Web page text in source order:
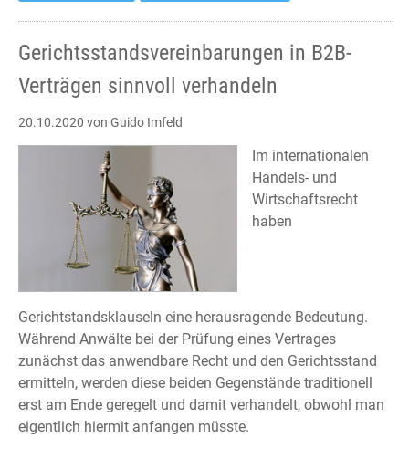
Gerichtsstandsvereinbarungen in B2B-
Verträgen sinnvoll verhandeln
20.10.2020 von Guido Imfeld
Im internationalen
Handels- und
Wirtschaftsrecht
haben
Gerichtstandsklauseln eine herausragende Bedeutung.
Während Anwälte bei der Prüfung eines Vertrages
zunächst das anwendbare Recht und den Gerichtsstand
ermitteln, werden diese beiden Gegenstände traditionell
erst am Ende geregelt und damit verhandelt, obwohl man
eigentlich hiermit anfangen müsste.